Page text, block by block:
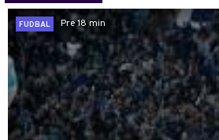
FUDBAL
Pre 18 min